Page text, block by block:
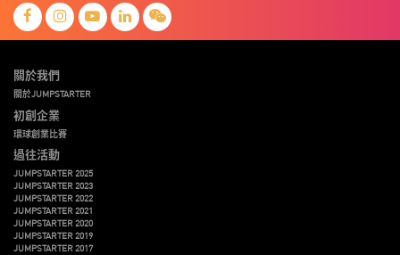
關於我們
關於JUMPSTARTER
初創企業
環球創業比賽
過往活動
JUMPSTARTER 2025
JUMPSTARTER 2023
JUMPSTARTER 2022
JUMPSTARTER 2021
JUMPSTARTER 2020
JUMPSTARTER 2019
JUMPSTARTER 2017